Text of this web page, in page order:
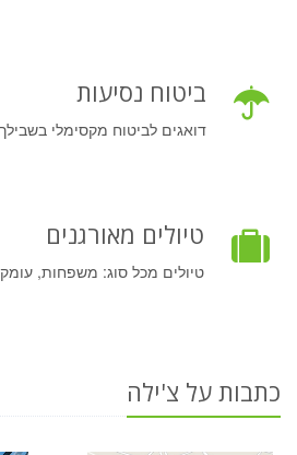
ביטוח נסיעות
דואגים לביטוח מקסימלי
טיולים מאורגנים
טיולים מכל סוג: משפחות,
כתבות על צ'ילה